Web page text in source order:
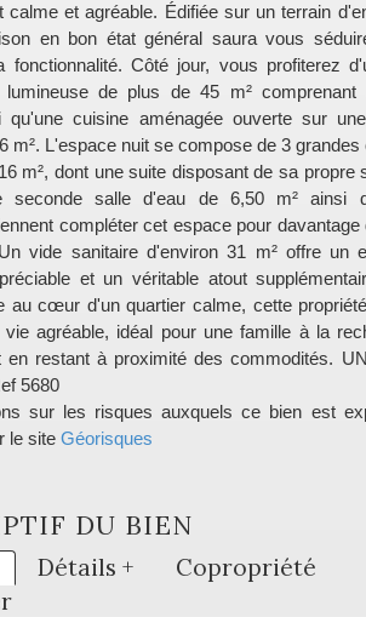
calme et agréable. Édifiée sur un terrain
en bon état général saura vous
fonctionnalité. Côté jour, vous profiterez
de plus de 45 m² comprenant
qu'une cuisine aménagée ouverte sur
m². L'espace nuit se compose de 3 grandes
m², dont une suite disposant de sa propre
seconde salle d'eau de 6,50 m² ainsi
compléter cet espace pour davantage
vide sanitaire d'environ 31 m² offre un
et un véritable atout
au cœur d'un quartier calme, cette
agréable, idéal pour une famille à la
en restant à proximité des commodités.
5680
sur les risques auxquels ce bien est
le site Géorisques
DU BIEN
Détails +
Copropriété